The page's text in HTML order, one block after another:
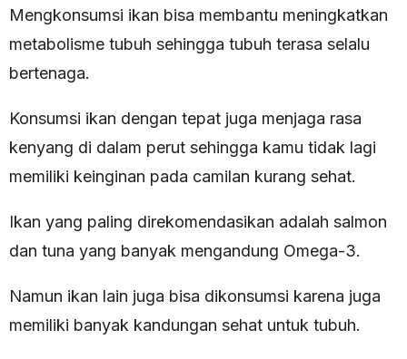
Mengkonsumsi ikan bisa membantu meningkatkan
metabolisme tubuh sehingga tubuh terasa selalu
bertenaga.
Konsumsi ikan dengan tepat juga menjaga rasa
kenyang di dalam perut sehingga kamu tidak lagi
memiliki keinginan pada camilan kurang sehat.
Ikan yang paling direkomendasikan adalah salmon
dan tuna yang banyak mengandung Omega-3.
Namun ikan lain juga bisa dikonsumsi karena juga
memiliki banyak kandungan sehat untuk tubuh.